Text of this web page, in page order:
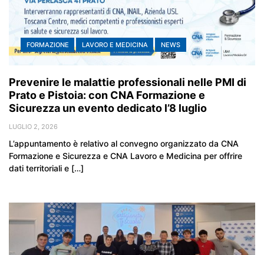
FORMAZIONE LAVORO E MEDICINA NEWS
Prevenire le malattie professionali nelle PMI di
Prato e Pistoia: con CNA Formazione e
Sicurezza un evento dedicato l’8 luglio
LUGLIO 2, 2026
L’appuntamento è relativo al convegno organizzato da CNA
Formazione e Sicurezza e CNA Lavoro e Medicina per offrire
dati territoriali e […]